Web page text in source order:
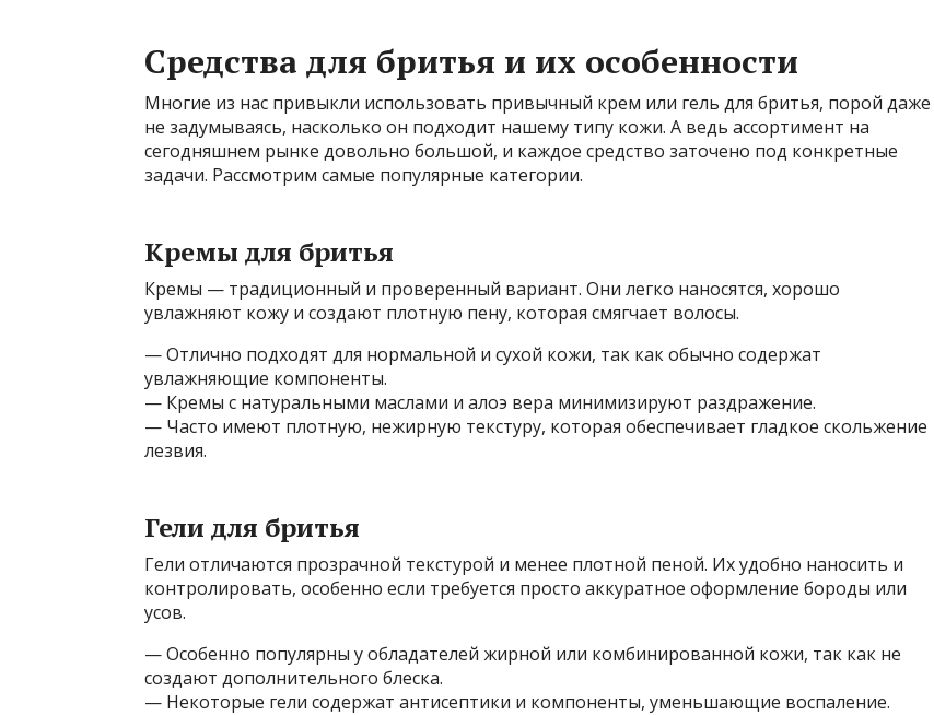
Средства для бритья и их особенности
Многие из нас привыкли использовать привычный крем или гель для бритья, порой даже
не задумываясь, насколько он подходит нашему типу кожи. А ведь ассортимент на
сегодняшнем рынке довольно большой, и каждое средство заточено под конкретные
задачи. Рассмотрим самые популярные категории.
Кремы для бритья
Кремы — традиционный и проверенный вариант. Они легко наносятся, хорошо
увлажняют кожу и создают плотную пену, которая смягчает волосы.
— Отлично подходят для нормальной и сухой кожи, так как обычно содержат
увлажняющие компоненты.
— Кремы с натуральными маслами и алоэ вера минимизируют раздражение.
— Часто имеют плотную, нежирную текстуру, которая обеспечивает гладкое скольжение
лезвия.
Гели для бритья
Гели отличаются прозрачной текстурой и менее плотной пеной. Их удобно наносить и
контролировать, особенно если требуется просто аккуратное оформление бороды или
усов.
— Особенно популярны у обладателей жирной или комбинированной кожи, так как не
создают дополнительного блеска.
— Некоторые гели содержат антисептики и компоненты, уменьшающие воспаление.